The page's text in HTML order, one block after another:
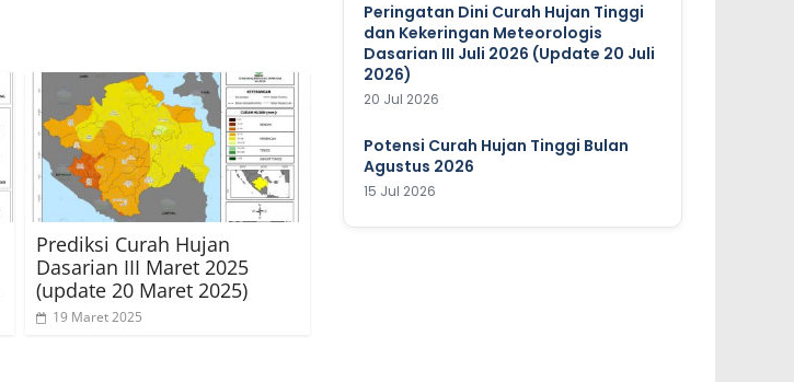
Prediksi Curah Hujan
Dasarian III Maret 2025
(update 20 Maret 2025)
19 Maret 2025
Peringatan Dini Curah Hujan Tinggi
dan Kekeringan Meteorologis
Dasarian III Juli 2026 (Update 20 Juli
2026)
20 Jul 2026
Potensi Curah Hujan Tinggi Bulan
Agustus 2026
15 Jul 2026